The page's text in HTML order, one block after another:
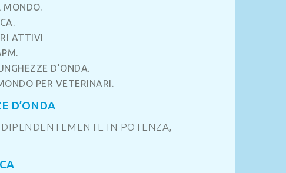
MONDO.
ATTIVI
D’ONDA.
PER VETERINARI.
D’ONDA
IN POTENZA,